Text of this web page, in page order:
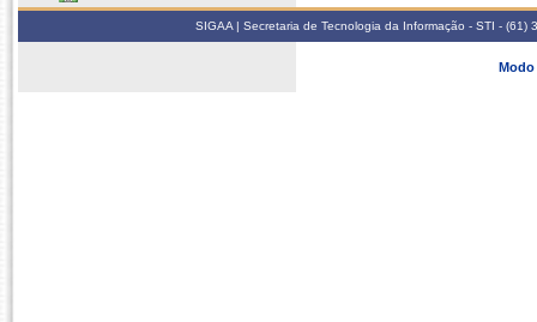
SIGAA | Secretaria de Tecnologia da Informação - STI -
Modo